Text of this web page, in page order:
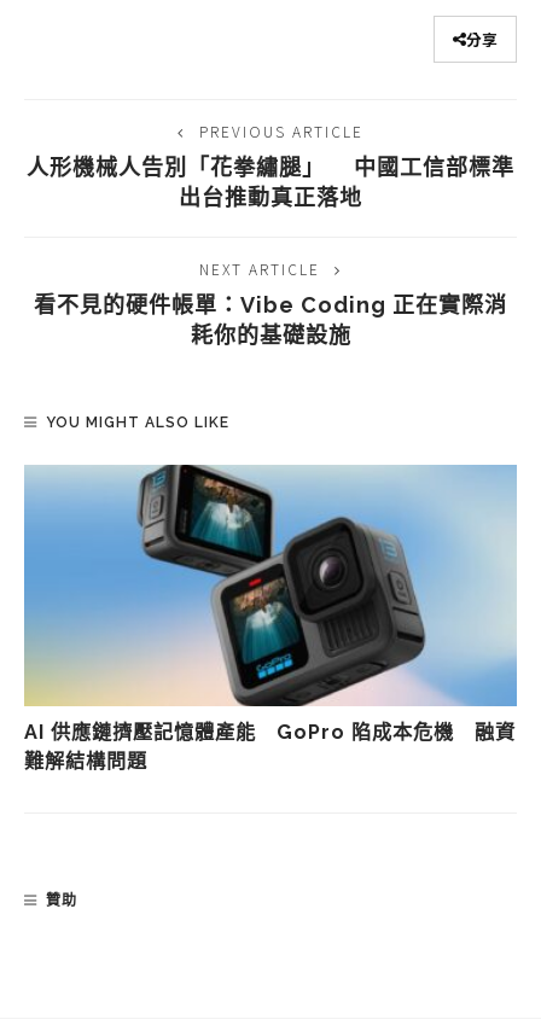
分享
PREVIOUS ARTICLE
人形機械人告別「花拳繡腿」 中國工信部標準
出台推動真正落地
NEXT ARTICLE
看不見的硬件帳單：Vibe Coding 正在實際消
耗你的基礎設施
YOU MIGHT ALSO LIKE
AI 供應鏈擠壓記憶體產能 GoPro 陷成本危機 融資
難解結構問題
贊助